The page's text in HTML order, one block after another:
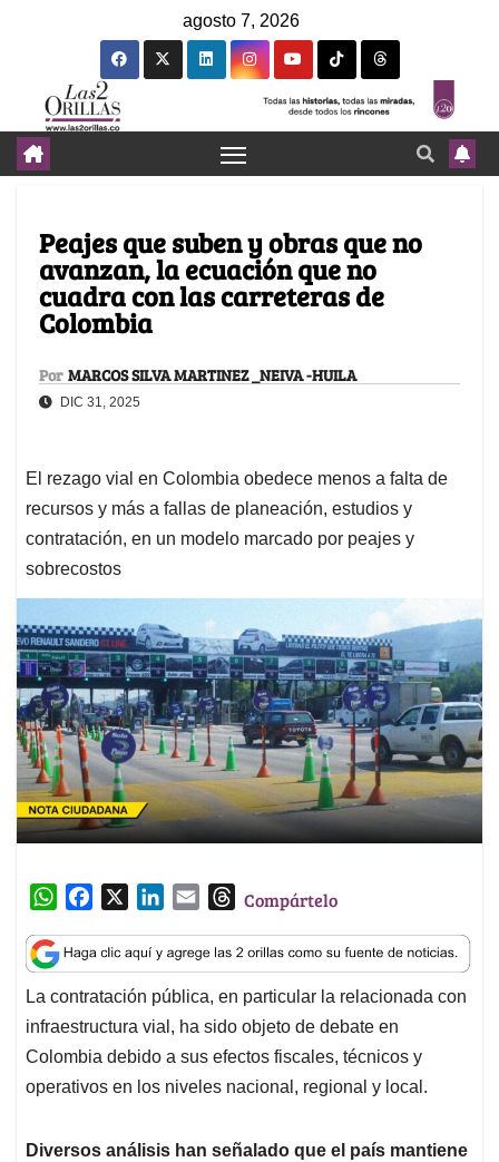
agosto 7, 2026
Peajes que suben y obras que no
avanzan, la ecuación que no
cuadra con las carreteras de
Colombia
Por MARCOS SILVA MARTINEZ _NEIVA -HUILA
DIC 31, 2025
El rezago vial en Colombia obedece menos a falta de
recursos y más a fallas de planeación, estudios y
contratación, en un modelo marcado por peajes y
sobrecostos
W
a
t
s
A
p
p
c
e
b
o
o
k
n
k
e
d
I
n
a
i
l
T
r
e
a
d
s
Compártelo
La contratación pública, en particular la relacionada con
infraestructura vial, ha sido objeto de debate en
Colombia debido a sus efectos fiscales, técnicos y
operativos en los niveles nacional, regional y local.
Diversos análisis han señalado que el país mantiene